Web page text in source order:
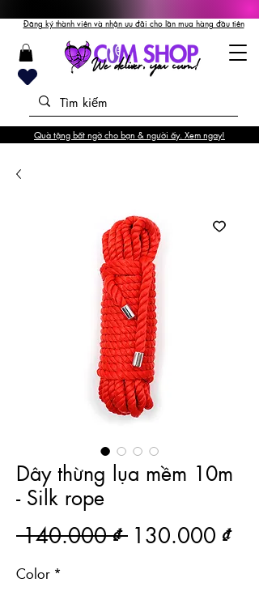
Đăng ký thành viên và nhận ưu đãi cho lần mua hàng đầu tiên
Quà tặng bất ngờ cho bạn & người ấy. Xem ngay!
Dây thừng lụa mềm 10m
- Silk rope
140.000 ₫ Giá thông
130.000 ₫
Color *